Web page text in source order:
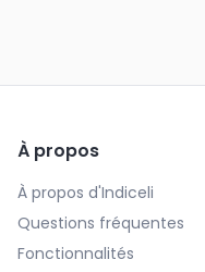
À propos
À propos d'Indiceli
Questions fréquentes
Fonctionnalités